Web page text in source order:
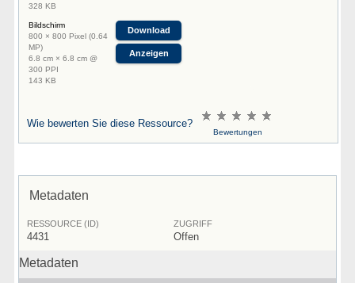
328 KB
Bildschirm
800 × 800 Pixel (0.64
MP)
6.8 cm × 6.8 cm @
300 PPI
143 KB
Download
Anzeigen
Wie bewerten Sie diese Ressource?
Bewertungen
Metadaten
RESSOURCE (ID)
4431
ZUGRIFF
Offen
Metadaten